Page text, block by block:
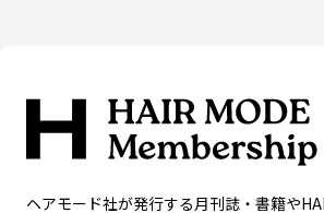
ヘアモード社が発行する月刊誌・書籍や